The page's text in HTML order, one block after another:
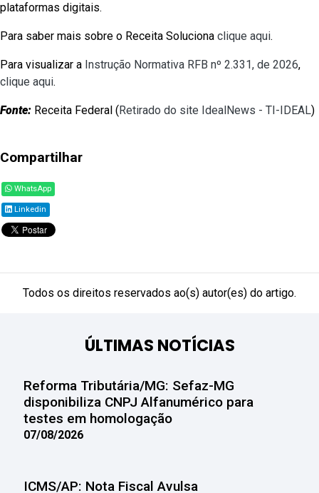
plataformas digitais.
Para saber mais sobre o Receita Soluciona clique aqui.
Para visualizar a Instrução Normativa RFB nº 2.331, de 2026,
clique aqui.
Fonte: Receita Federal (Retirado do site IdealNews - TI-IDEAL)
Compartilhar
WhatsApp
Linkedin
Todos os direitos reservados ao(s) autor(es) do artigo.
ÚLTIMAS NOTÍCIAS
Reforma Tributária/MG: Sefaz-MG
disponibiliza CNPJ Alfanumérico para
testes em homologação
07/08/2026
ICMS/AP: Nota Fiscal Avulsa